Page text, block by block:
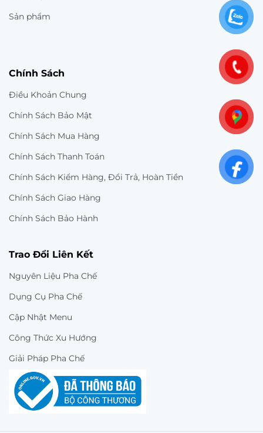
Sản phẩm
Chính Sách
Điều Khoản Chung
Chính Sách Bảo Mật
Chính Sách Mua Hàng
Chính Sách Thanh Toán
Chính Sách Kiểm Hàng, Đổi Trả, Hoàn Tiền
Chính Sách Giao Hàng
Chính Sách Bảo Hành
Trao Đổi Liên Kết
Nguyên Liệu Pha Chế
Dụng Cụ Pha Chế
Cập Nhật Menu
Công Thức Xu Hướng
Giải Pháp Pha Chế